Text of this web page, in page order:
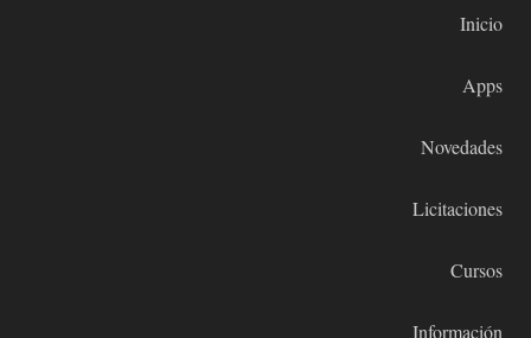
Inicio
Apps
Novedades
Licitaciones
Cursos
Información